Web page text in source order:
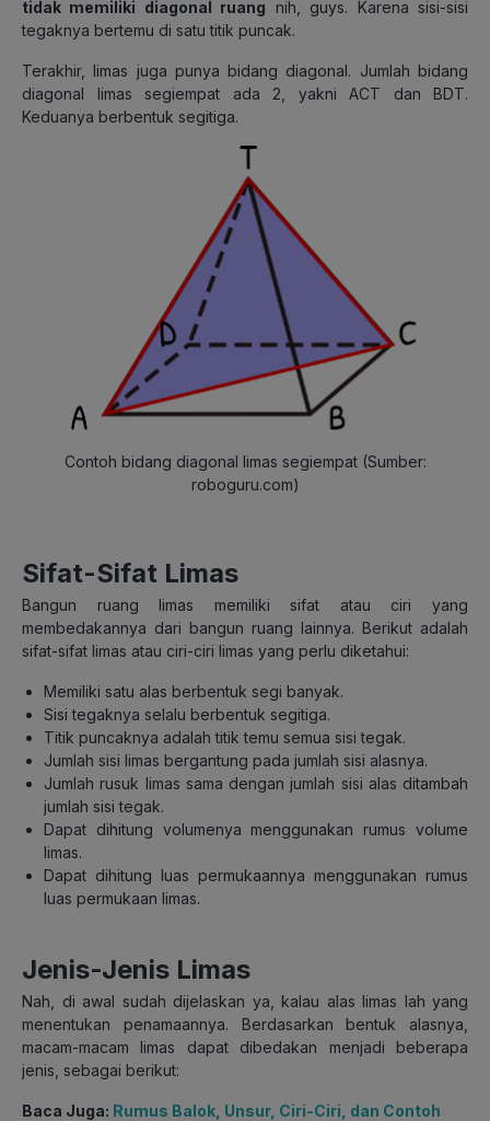
tidak memiliki diagonal ruang nih, guys. Karena sisi-sisi
tegaknya bertemu di satu titik puncak.
Terakhir, limas juga punya bidang diagonal. Jumlah bidang
diagonal limas segiempat ada 2, yakni ACT dan BDT.
Keduanya berbentuk segitiga.
Contoh bidang diagonal limas segiempat (Sumber:
roboguru.com)
Sifat-Sifat Limas
Bangun ruang limas memiliki sifat atau ciri yang
membedakannya dari bangun ruang lainnya. Berikut adalah
sifat-sifat limas atau ciri-ciri limas yang perlu diketahui:
Memiliki satu alas berbentuk segi banyak.
Sisi tegaknya selalu berbentuk segitiga.
Titik puncaknya adalah titik temu semua sisi tegak.
Jumlah sisi limas bergantung pada jumlah sisi alasnya.
Jumlah rusuk limas sama dengan jumlah sisi alas ditambah
jumlah sisi tegak.
Dapat dihitung volumenya menggunakan rumus volume
limas.
Dapat dihitung luas permukaannya menggunakan rumus
luas permukaan limas.
Jenis-Jenis Limas
Nah, di awal sudah dijelaskan ya, kalau alas limas lah yang
menentukan penamaannya. Berdasarkan bentuk alasnya,
macam-macam limas dapat dibedakan menjadi beberapa
jenis, sebagai berikut:
Baca Juga: Rumus Balok, Unsur, Ciri-Ciri, dan Contoh